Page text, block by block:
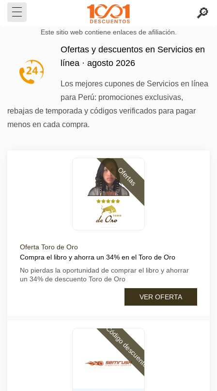
Este sitio web contiene enlaces de afiliación.
Ofertas y descuentos en Servicios en
línea · agosto 2026
Los mejores cupones de Servicios en línea
para Perú: promociones exclusivas,
rebajas de temporada y códigos verificados para pagar
menos en cada compra.
Ofertas
Oferta Toro de Oro
Compra el libro y ahorra un 34% en el Toro de Oro
No pierdas la oportunidad de comprar el libro y ahorrar
un 34% de descuento Toro de Oro
VER OFERTA
Código descuento